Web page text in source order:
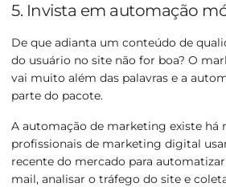
5. Invista em automação
De que adianta um conteúdo de
do usuário no site não for boa? O
vai muito além das palavras e a
parte do pacote.
A automação de marketing existe há
profissionais de marketing digital
recente do mercado para
mail, analisar o tráfego do site e